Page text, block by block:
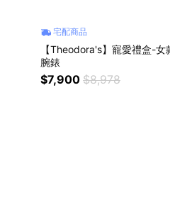
宅配商品
【Theodora's】寵愛禮盒-
腕錶
$7,900 $8,978